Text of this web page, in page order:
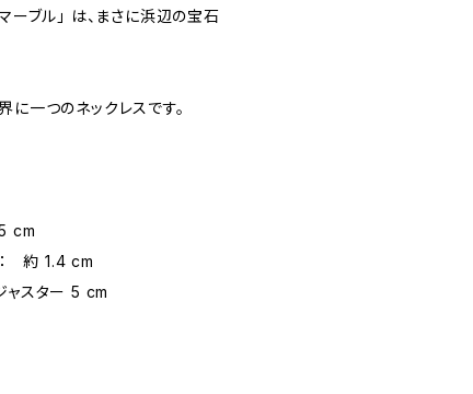
ブル」 は、まさに浜辺の宝石
一つのネックレスです。
cm
： 約 1.4 cm
ャスター 5 cm